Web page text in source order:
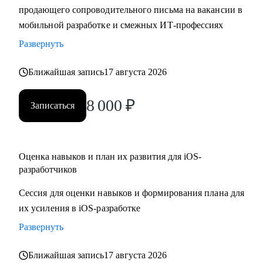
• Составить резюме и сопроводительное письма,
подготовиться к собеседованию и разобрать тестовые
задания
близких к реальным
• Изучить основные инструменты или углубить знания в
мобильной работке под iOS
• Разобраться с разными подходами к разработке
как их применять
Кому могу помочь:
• Juinior и Middle мобильным разработчикам (iOS, Android)
• Любым IT-специалистам, кто хочет перейти на
• IT-лидам, кто недавно стал руководителем, и Project-
продающего сопроводительного письма на вакансии в
мобильной разработке и смежных ИТ-профессиях
Развернуть
Ближайшая запись17 августа 2026
Записаться 8 000 ₽
Оценка навыков и план их развития для iOS-
разработчиков
Сессия для оценки навыков и формирования плана для
их усиления в iOS-разработке
Развернуть
Ближайшая запись17 августа 2026